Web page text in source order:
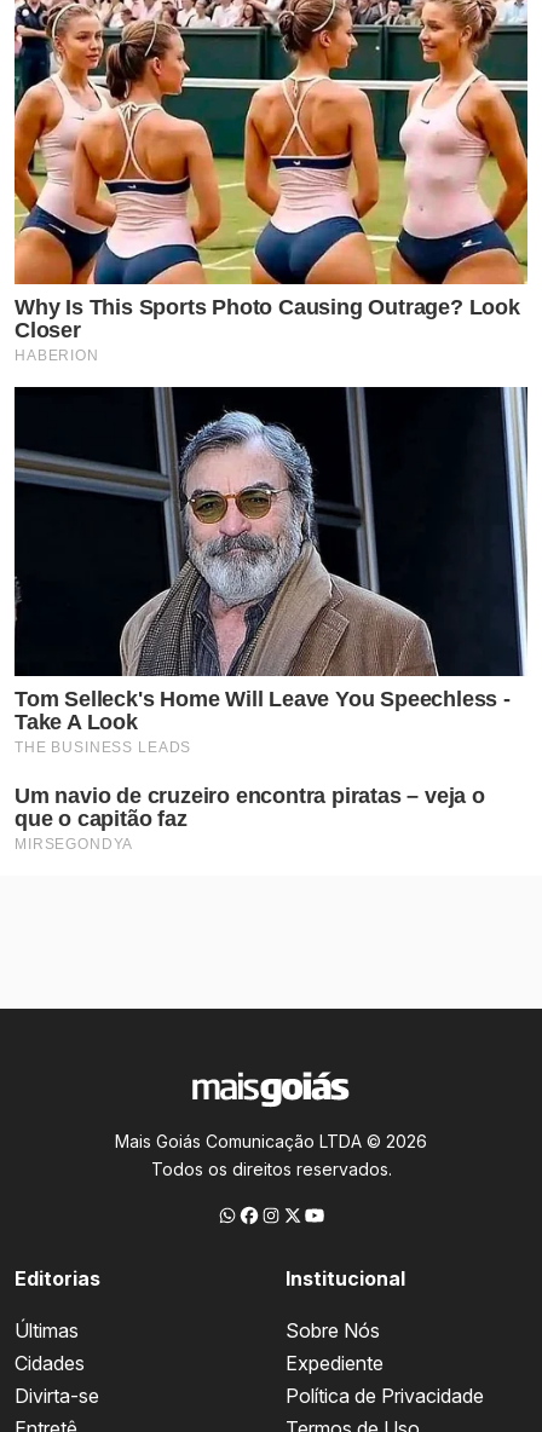
Mais Goiás Comunicação LTDA © 2026
Todos os direitos reservados.
Editorias
Últimas
Cidades
Divirta-se
Institucional
Sobre Nós
Expediente
Política de Privacidade